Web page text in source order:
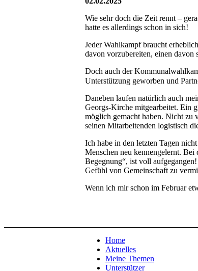
Wie sehr doch die Zeit rennt –
hatte es allerdings schon in sich!
Jeder Wahlkampf braucht
davon vorzubereiten, einen davon
Doch auch der
Unterstützung geworben und
Daneben laufen natürlich auch
Georgs-Kirche mitgearbeitet. Ein
möglich gemacht haben. Nicht zu
seinen Mitarbeitenden logistisch
Ich habe in den letzten Tagen
Menschen neu kennengelernt.
Begegnung“, ist voll
Gefühl von Gemeinschaft zu
Wenn ich mir schon im Februar
Home
Aktuelles
Meine Themen
Unterstützer